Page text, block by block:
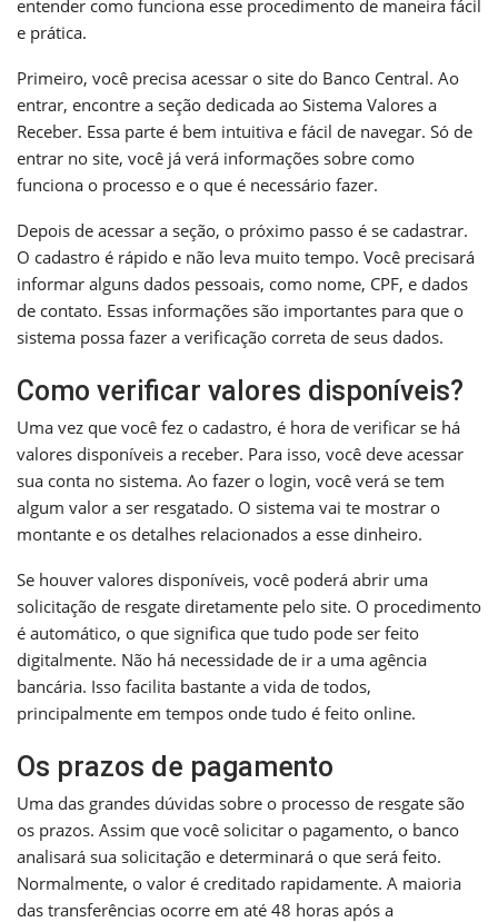
entender como funciona esse procedimento de maneira fácil
e prática.
Primeiro, você precisa acessar o site do Banco Central. Ao
entrar, encontre a seção dedicada ao Sistema Valores a
Receber. Essa parte é bem intuitiva e fácil de navegar. Só de
entrar no site, você já verá informações sobre como
funciona o processo e o que é necessário fazer.
Depois de acessar a seção, o próximo passo é se cadastrar.
O cadastro é rápido e não leva muito tempo. Você precisará
informar alguns dados pessoais, como nome, CPF, e dados
de contato. Essas informações são importantes para que o
sistema possa fazer a verificação correta de seus dados.
Como verificar valores disponíveis?
Uma vez que você fez o cadastro, é hora de verificar se há
valores disponíveis a receber. Para isso, você deve acessar
sua conta no sistema. Ao fazer o login, você verá se tem
algum valor a ser resgatado. O sistema vai te mostrar o
montante e os detalhes relacionados a esse dinheiro.
Se houver valores disponíveis, você poderá abrir uma
solicitação de resgate diretamente pelo site. O procedimento
é automático, o que significa que tudo pode ser feito
digitalmente. Não há necessidade de ir a uma agência
bancária. Isso facilita bastante a vida de todos,
principalmente em tempos onde tudo é feito online.
Os prazos de pagamento
Uma das grandes dúvidas sobre o processo de resgate são
os prazos. Assim que você solicitar o pagamento, o banco
analisará sua solicitação e determinará o que será feito.
Normalmente, o valor é creditado rapidamente. A maioria
das transferências ocorre em até 48 horas após a